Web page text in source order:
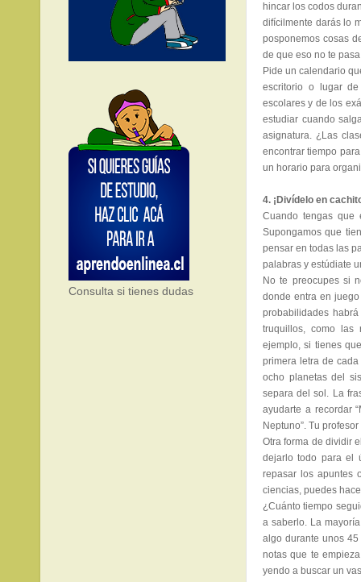
hincar los codos
difícilmente darás lo
posponemos cosas
de que eso no te
Pide un calendario
escritorio o lugar
escolares y de los
estudiar cuando
asignatura. ¿Las
encontrar tiempo
un horario para
4. ¡Divídelo en
Cuando tengas que
Supongamos que
pensar en todas las
palabras y estúdiate
No te preocupes si
donde entra en
probabilidades
truquillos, como las
ejemplo, si tienes
primera letra de
ocho planetas del
separa del sol. La
ayudarte a recordar
Neptuno”. Tu
Otra forma de dividir
dejarlo todo para el
repasar los apuntes
ciencias, puedes
¿Cuánto tiempo
a saberlo. La
algo durante unos
notas que te
yendo a buscar un
Consulta si tienes dudas